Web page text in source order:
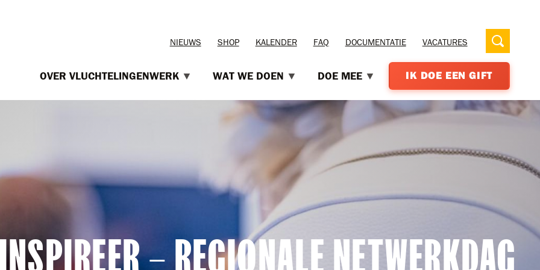
TOPMENU
NIEUWS SHOP KALENDER FAQ DOCUMENTATIE VACATURES
OVER VLUCHTELINGENWERK WAT WE DOEN DOE MEE IK DOE EEN GIFT
– REGIONALE NETWERKDAG